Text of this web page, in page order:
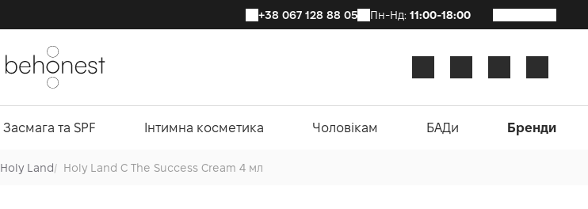
+38 067 128 88 05 Пн-Нд: 11:00-18:00
Засмага та SPF Інтимна косметика Чоловікам БАДи Бренди
Holy Land/ Holy Land C The Success Cream 4 мл